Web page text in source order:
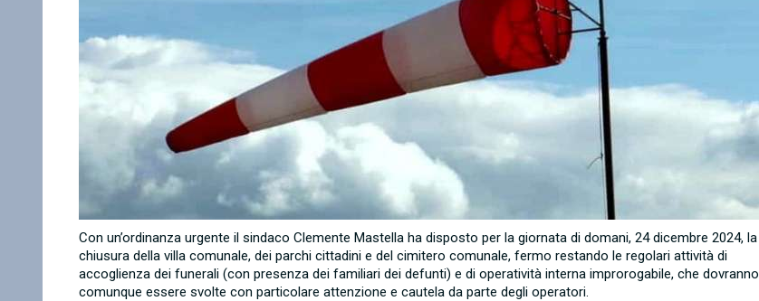
Con un’ordinanza urgente il sindaco Clemente Mastella ha disposto per la giornata di domani, 24 dicembre 2024, la
chiusura della villa comunale, dei parchi cittadini e del cimitero comunale, fermo restando le regolari attività di
accoglienza dei funerali (con presenza dei familiari dei defunti) e di operatività interna improrogabile, che dovranno
comunque essere svolte con particolare attenzione e cautela da parte degli operatori.